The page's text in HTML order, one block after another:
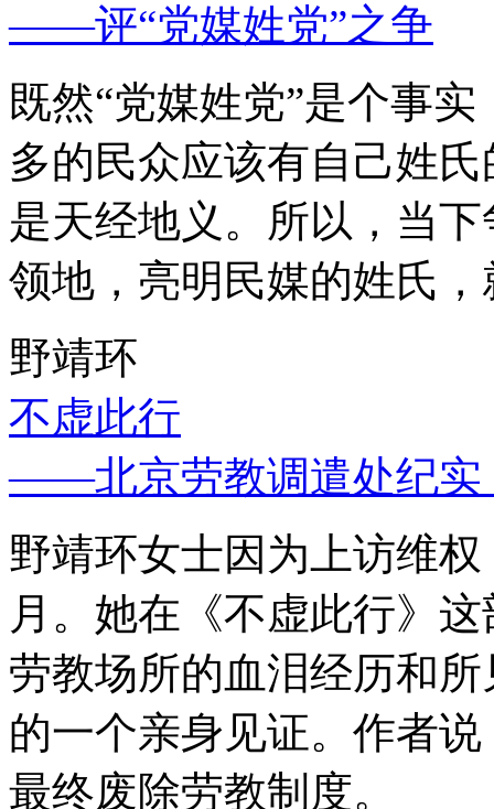
——评“党媒姓党”之争
既然“党媒姓党”是个事
多的民众应该有自己姓
是天经地义。所以，当
领地，亮明民媒的姓氏
野靖环
不虚此行
——北京劳教调遣处纪实
野靖环女士因为上访维
月。她在《不虚此行》
劳教场所的血泪经历和
的一个亲身见证。作者
最终废除劳教制度。